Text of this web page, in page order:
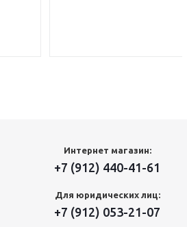
Интернет магазин:
+7 (912) 440-41-61
Для юридических лиц:
+7 (912) 053-21-07